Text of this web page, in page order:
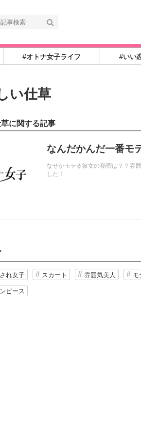
#オトナ女子ライフ #いい
い仕草
に関する記事
なんだかんだ一番モ
なぜかモテる彼女の秘密は？？雰
した！
れ女子 スカート 雰囲気美人 モ
ピース